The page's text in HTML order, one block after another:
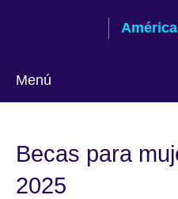
Menú
Becas para
2025